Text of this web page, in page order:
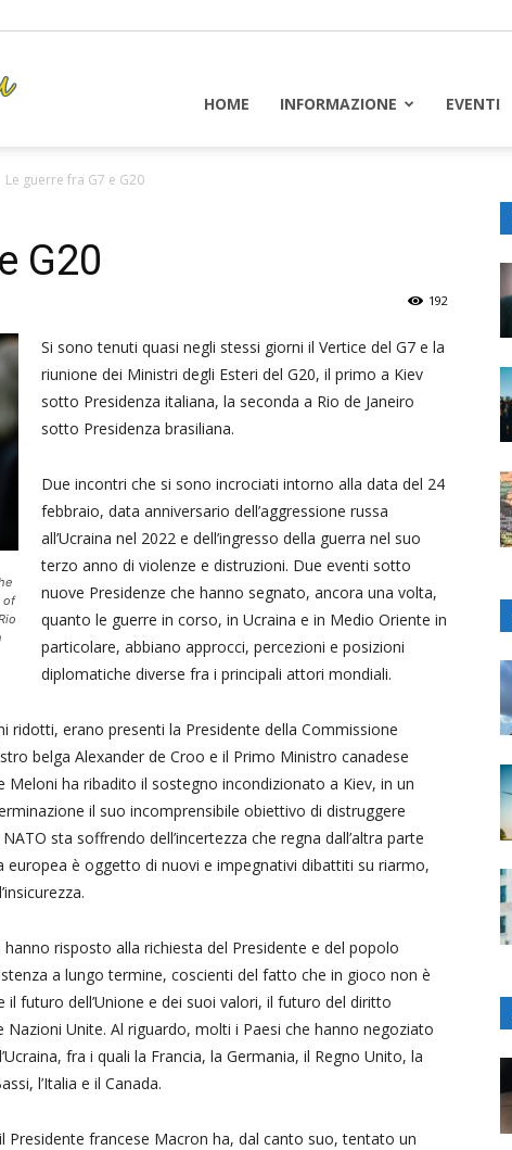
HOME INFORMAZIONE EVENTI
Le guerre fra G7 e G20
G20
192
of
Si sono tenuti quasi negli stessi giorni il Vertice del G7 e la
riunione dei Ministri degli Esteri del G20, il primo a Kiev
sotto Presidenza italiana, la seconda a Rio de Janeiro
sotto Presidenza brasiliana.
Due incontri che si sono incrociati intorno alla data del 24
febbraio, data anniversario dell’aggressione russa
all’Ucraina nel 2022 e dell’ingresso della guerra nel suo
terzo anno di violenze e distruzioni. Due eventi sotto
nuove Presidenze che hanno segnato, ancora una volta,
quanto le guerre in corso, in Ucraina e in Medio Oriente in
particolare, abbiano approcci, percezioni e posizioni
diplomatiche diverse fra i principali attori mondiali.
ridotti, erano presenti la Presidente della Commissione
belga Alexander de Croo e il Primo Ministro canadese
Meloni ha ribadito il sostegno incondizionato a Kiev, in un
il suo incomprensibile obiettivo di distruggere
sta soffrendo dell’incertezza che regna dall’altra parte
europea è oggetto di nuovi e impegnativi dibattiti su riarmo,
risposto alla richiesta del Presidente e del popolo
a lungo termine, coscienti del fatto che in gioco non è
il futuro dell’Unione e dei suoi valori, il futuro del diritto
Unite. Al riguardo, molti i Paesi che hanno negoziato
fra i quali la Francia, la Germania, il Regno Unito, la
l’Italia e il Canada.
Presidente francese Macron ha, dal canto suo, tentato un